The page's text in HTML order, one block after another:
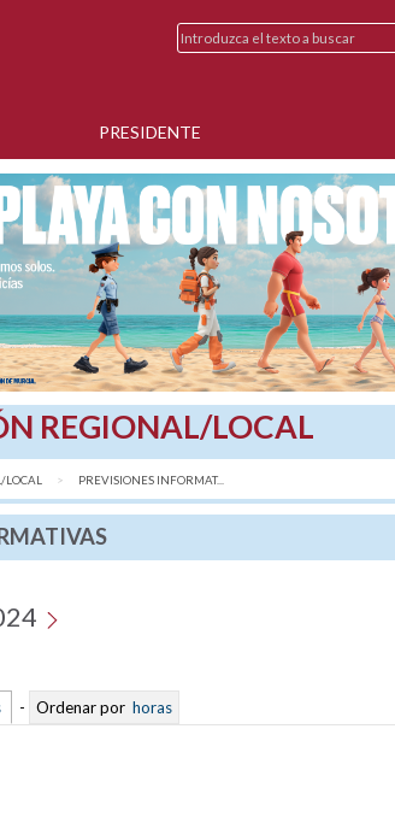
PRESIDENTE
REGIONAL/LOCAL
AQUÍ:
PREVISIONES INFORMAT...
- Ordenar por horas